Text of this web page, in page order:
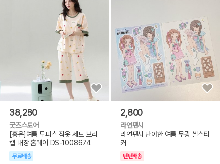
38,280
굿즈스토어
[홍은]여름 투피스 잠옷 세트 브라
캡 내장 홈웨어 DS-1008674
무료배송
2,800
라연팬시
라연팬시 단아한 여름 무광 씰스티
커
텐텐배송